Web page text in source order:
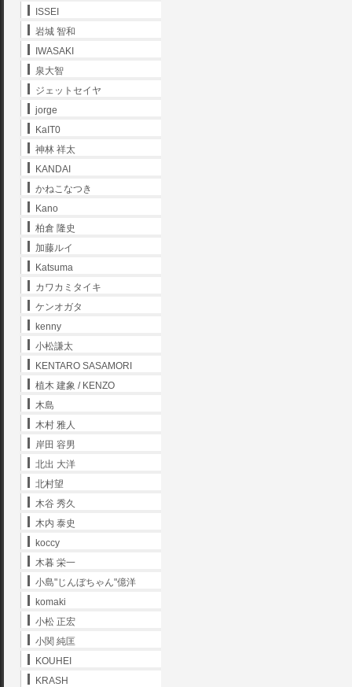
ISSEI
岩城 智和
IWASAKI
泉大智
ジェットセイヤ
jorge
KaIT0
神林 祥太
KANDAI
かねこなつき
Kano
柏倉 隆史
加藤ルイ
Katsuma
カワカミタイキ
ケンオガタ
kenny
小松謙太
KENTARO SASAMORI
植木 建象 / KENZO
木島
木村 雅人
岸田 容男
北出 大洋
北村望
木谷 秀久
木内 泰史
koccy
木暮 栄一
小島"じんぼちゃん"億洋
komaki
小松 正宏
小関 純匡
KOUHEI
KRASH